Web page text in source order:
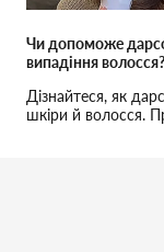
Чи допоможе
випадіння волосся?
Дізнайтеся, як
шкіри й волосся.